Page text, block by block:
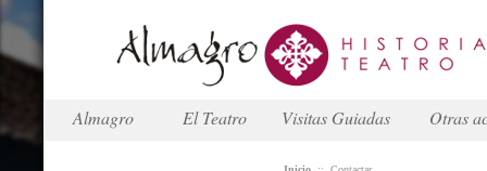
Almagro El Teatro Visitas Guiadas Otras